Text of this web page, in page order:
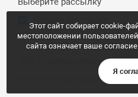
Первая кампания
2022 © «Sanstore trade»
Политика конфиденциальности
Этот сайт собирает cookie-
местоположении
сайта означает ваше
Я